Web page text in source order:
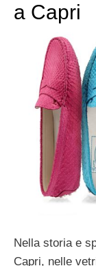
a Capri
Nella storia e
Capri, nelle